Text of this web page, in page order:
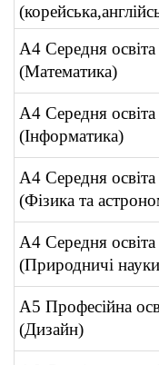
А4 Середня освіта
(Математика)
А4 Середня освіта
(Інформатика)
А4 Середня освіта
(Фізика та
А4 Середня освіта
(Природничі
А5 Професійна
(Дизайн)